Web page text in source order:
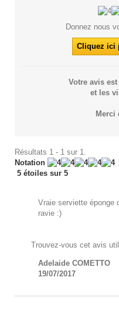
Donnez nous
Cliquez ici
Votre avis
et les
Merci
Résultats 1 - 1 sur 1.
Notation
5 étoiles sur 5
Vraie serviette éponge
ravie :)
Trouvez-vous cet avis
Adelaide COMETTO
19/07/2017